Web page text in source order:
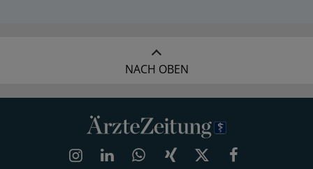
NACH OBEN